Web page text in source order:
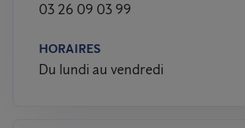
03 26 09 03 99
HORAIRES
Du lundi au vendredi